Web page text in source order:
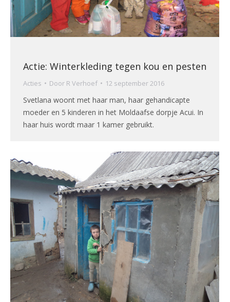
Actie: Winterkleding tegen kou en pesten
Acties Door R Verhoef 12 september 2016
Svetlana woont met haar man, haar gehandicapte
moeder en 5 kinderen in het Moldaafse dorpje Acui. In
haar huis wordt maar 1 kamer gebruikt.